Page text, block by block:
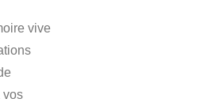
vive
vos